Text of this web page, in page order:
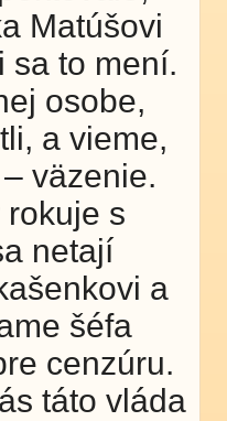
Matúšovi
sa to mení.
osobe,
a vieme,
väzenie.
s
netají
a
šéfa
cenzúru.
táto vláda